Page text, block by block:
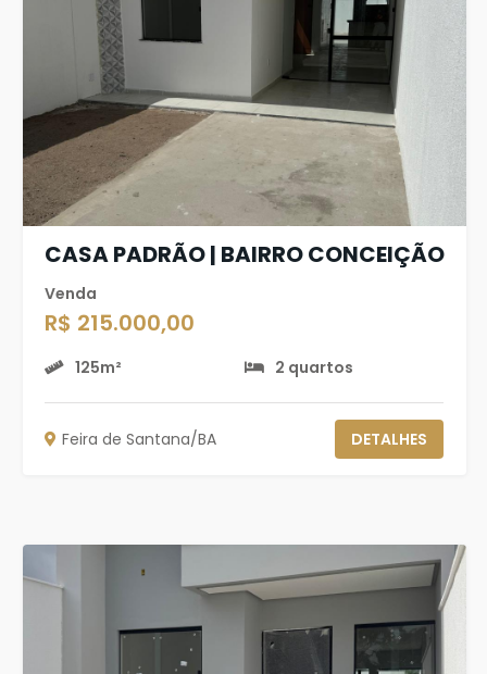
CASA PADRÃO | BAIRRO CONCEIÇÃO
Venda
R$ 215.000,00
125m² 2 quartos
Feira de Santana/BA DETALHES